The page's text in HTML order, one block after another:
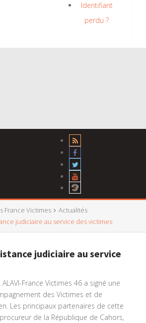
Identifiant
perdu ?
France Victimes
Actualités
judiciaire au service des victimes
judiciaire au service
France Victimes 46 a signé une
des Victimes et de
Les principaux partenaires de cette
de la République de Cahors,